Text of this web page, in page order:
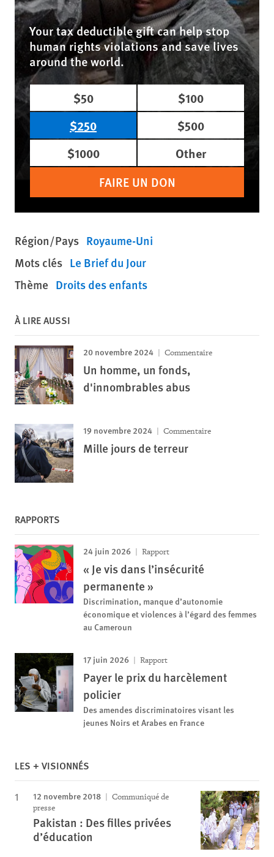
Your tax deductible gift can help stop
human rights violations and save lives
around the world.
$50
$100
$250
$500
$1000
Other
FAIRE UN DON
Région/Pays Royaume-Uni
Mots clés Le Brief du Jour
Thème Droits des enfants
À LIRE AUSSI
20 novembre 2024 Commentaire
Un homme, un fonds,
d'innombrables abus
19 novembre 2024 Commentaire
Mille jours de terreur
RAPPORTS
24 juin 2026 Rapport
« Je vis dans l’insécurité
permanente »
Discrimination, manque d’autonomie
économique et violences à l’égard des femmes
au Cameroun
17 juin 2026 Rapport
Payer le prix du harcèlement
policier
Des amendes discriminatoires visant les
jeunes Noirs et Arabes en France
LES + VISIONNÉS
12 novembre 2018
Communiqué de
presse
Pakistan : Des filles privées
d’éducation